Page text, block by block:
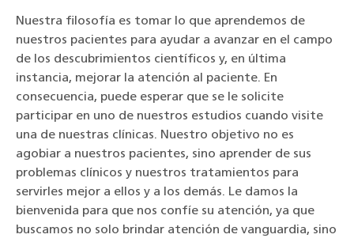
Nuestra filosofía es tomar lo que aprendemos de
nuestros pacientes para ayudar a avanzar en el campo
de los descubrimientos científicos y, en última
instancia, mejorar la atención al paciente. En
consecuencia, puede esperar que se le solicite
participar en uno de nuestros estudios cuando visite
una de nuestras clínicas. Nuestro objetivo no es
agobiar a nuestros pacientes, sino aprender de sus
problemas clínicos y nuestros tratamientos para
servirles mejor a ellos y a los demás. Le damos la
bienvenida para que nos confíe su atención, ya que
buscamos no solo brindar atención de vanguardia, sino